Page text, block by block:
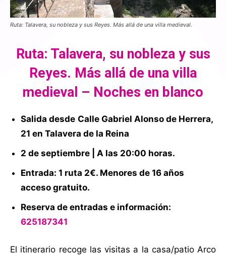
Ruta: Talavera, su nobleza y sus Reyes. Más allá de una villa medieval.
Ruta: Talavera, su nobleza y sus
Reyes. Más allá de una villa
medieval – Noches en blanco
Salida desde Calle Gabriel Alonso de Herrera,
21 en Talavera de la Reina
2 de septiembre | A las 20:00 horas.
Entrada: 1 ruta 2€. Menores de 16 años
acceso gratuito.
Reserva de entradas e información:
625187341
El itinerario recoge las visitas a la casa/patio Arco